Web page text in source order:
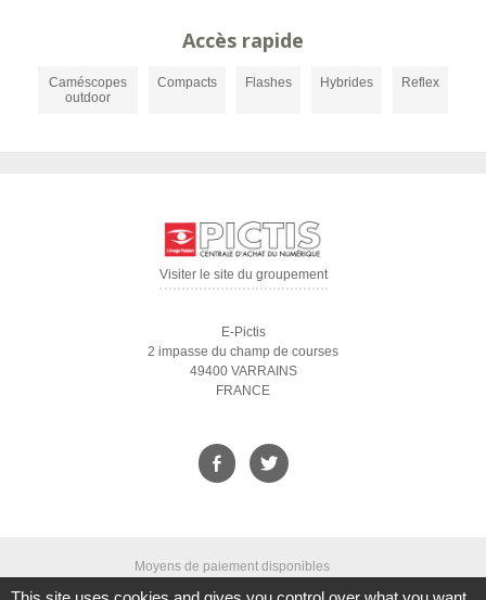
Accès rapide
Caméscopes
outdoor
Compacts Flashes Hybrides Reflex
Visiter le site du groupement
E-Pictis
2 impasse du champ de courses
49400 VARRAINS
FRANCE
Moyens de paiement disponibles